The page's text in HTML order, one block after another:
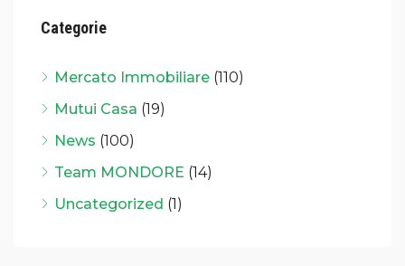
Categorie
Mercato Immobiliare (110)
Mutui Casa (19)
News (100)
Team MONDORE (14)
Uncategorized (1)